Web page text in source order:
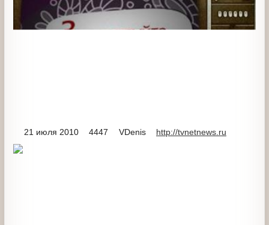
21 июля 2010 4447 VDenis http://tvnetnews.ru